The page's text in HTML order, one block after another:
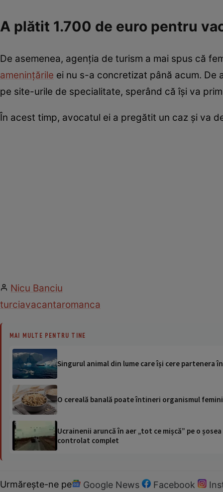
A plătit 1.700 de euro pentru
De asemenea, agenția de turism a mai spus că
amenințările ei nu s-a concretizat până acum. De
pe site-urile de specialitate, sperând că își va
În acest timp, avocatul ei a pregătit un caz și va
Nicu Banciu
turciavacantaromanca
MAI MULTE PENTRU TINE
Singurul animal din lume care își cere partenera
O cereală banală poate întineri organismul
Ucrainenii aruncă în aer „tot ce mișcă” pe o
controlat complet
Urmărește-ne pe Google News Facebook